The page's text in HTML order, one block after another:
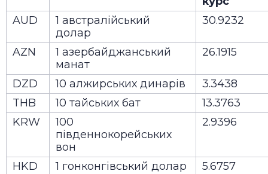
AUD
1 австралійський
долар
30.9232
AZN
1 азербайджанський
манат
26.1915
DZD 10 алжирських динарів
3.3438
THB
10 тайських бат
13.3763
KRW
100
південнокорейських
вон
2.9396
HKD 1 гонконгівський долар
5.6757